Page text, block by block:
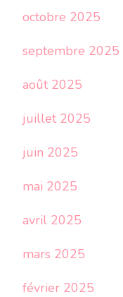
octobre 2025
septembre 2025
août 2025
juillet 2025
juin 2025
mai 2025
avril 2025
mars 2025
février 2025